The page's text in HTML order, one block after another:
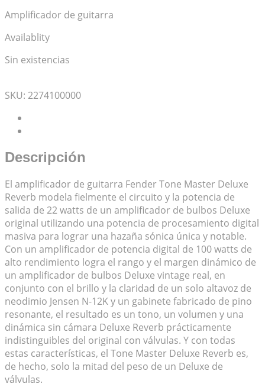
Amplificador de guitarra
Availablity
Sin existencias
SKU: 2274100000
Descripción
El amplificador de guitarra Fender Tone Master Deluxe
Reverb modela fielmente el circuito y la potencia de
salida de 22 watts de un amplificador de bulbos Deluxe
original utilizando una potencia de procesamiento digital
masiva para lograr una hazaña sónica única y notable.
Con un amplificador de potencia digital de 100 watts de
alto rendimiento logra el rango y el margen dinámico de
un amplificador de bulbos Deluxe vintage real, en
conjunto con el brillo y la claridad de un solo altavoz de
neodimio Jensen N-12K y un gabinete fabricado de pino
resonante, el resultado es un tono, un volumen y una
dinámica sin cámara Deluxe Reverb prácticamente
indistinguibles del original con válvulas. Y con todas
estas características, el Tone Master Deluxe Reverb es,
de hecho, solo la mitad del peso de un Deluxe de
válvulas.